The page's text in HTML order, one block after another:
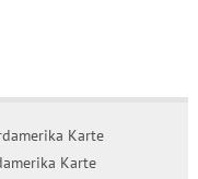
Karte
Karte